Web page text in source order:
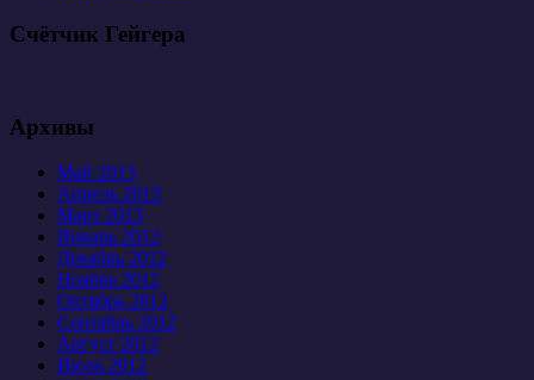
Счётчик Гейгера
Архивы
Май 2013
Апрель 2013
Март 2013
Январь 2013
Декабрь 2012
Ноябрь 2012
Октябрь 2012
Сентябрь 2012
Август 2012
Июль 2012